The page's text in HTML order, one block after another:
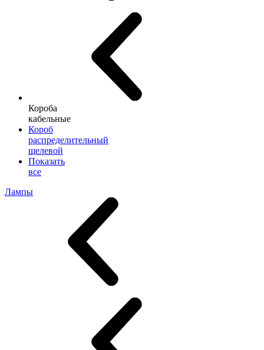
Короба
кабельные
Короб
распределительный
щелевой
Показать
все
Лампы